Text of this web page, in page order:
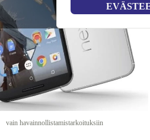
vain havainnollistamistarkoituksiin